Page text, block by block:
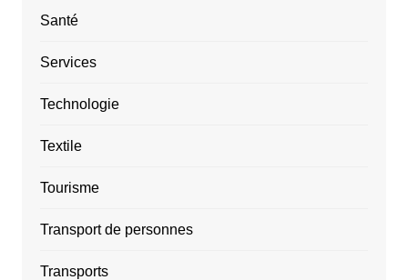
Santé
Services
Technologie
Textile
Tourisme
Transport de personnes
Transports